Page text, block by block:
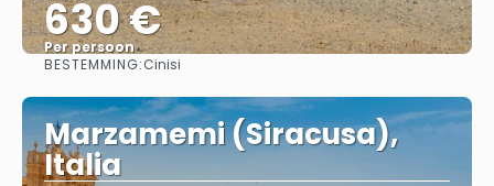
630 €
Per persoon
BESTEMMING:Cinisi
Marzamemi (Siracusa),
Italia